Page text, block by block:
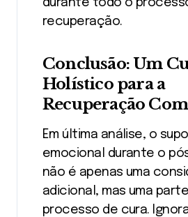
durante todo o
recuperação.
Conclusão: Um
Holístico para a
Recuperação
Em última análise, o
emocional durante o
não é apenas uma
adicional, mas uma
processo de cura.